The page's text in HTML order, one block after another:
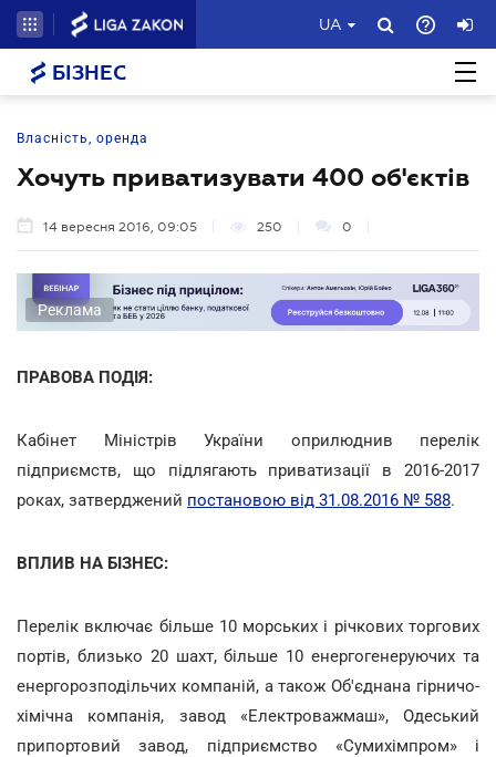
UA
БІЗНЕС
Власність, оренда
Хочуть приватизувати 400 об'єктів
14 вересня 2016, 09:05 250 0
Реклама
ПРАВОВА ПОДІЯ:
Кабінет Міністрів України оприлюднив перелік
підприємств, що підлягають приватизації в 2016-2017
роках, затверджений постановою від 31.08.2016 № 588.
ВПЛИВ НА БІЗНЕС:
Перелік включає більше 10 морських і річкових торгових
портів, близько 20 шахт, більше 10 енергогенеруючих та
енергорозподільчих компаній, а також Об'єднана гірничо-
хімічна компанія, завод «Електроважмаш», Одеський
припортовий завод, підприємство «Сумихімпром» і